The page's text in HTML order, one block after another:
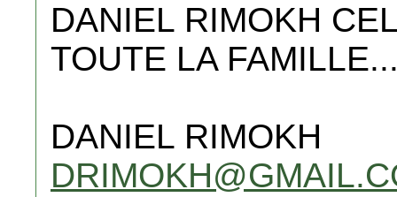
DANIEL RIMOKH
TOUTE LA
DANIEL RIMOKH